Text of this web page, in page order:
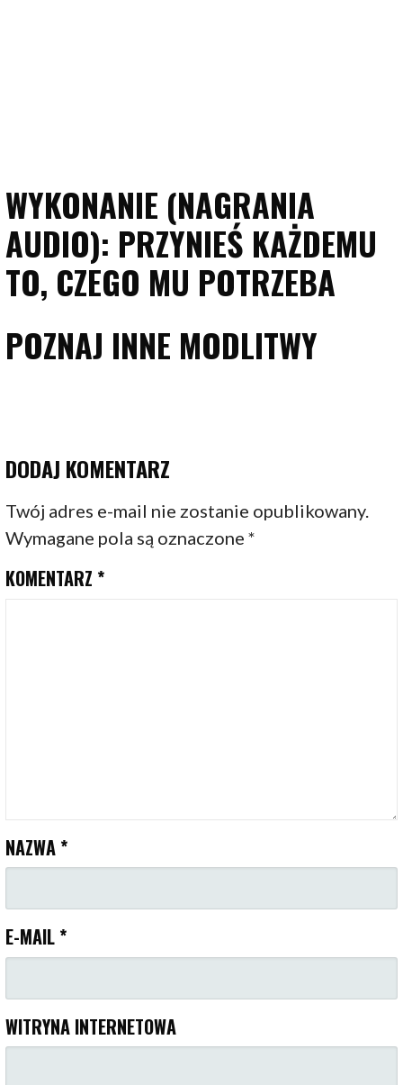
WYKONANIE (NAGRANIA
AUDIO): PRZYNIEŚ KAŻDEMU
TO, CZEGO MU POTRZEBA
POZNAJ INNE MODLITWY
DODAJ KOMENTARZ
Twój adres e-mail nie zostanie opublikowany.
Wymagane pola są oznaczone*
KOMENTARZ *
NAZWA *
E-MAIL *
WITRYNA INTERNETOWA